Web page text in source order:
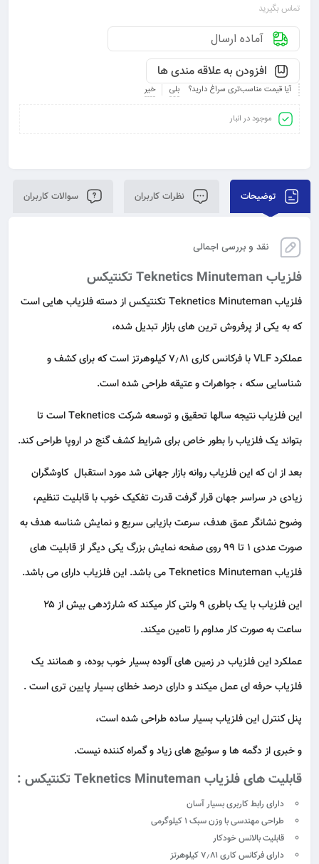
تماس بگیرید
آماده ارسال
افزودن به علاقه مندی ها
آیا قیمت مناسب‌تری سراغ دارید؟ بلی خیر
موجود در انبار
توضیحات نظرات کاربران سوالات کاربران
نقد و بررسی اجمالی
فلزیاب Teknetics Minuteman تکنتیکس
فلزیاب Teknetics Minuteman تکنتیکس از دسته فلزیاب هایی است
که به یکی از پرفروش ترین های بازار تبدیل شده،
عملکرد VLF با فرکانس کاری ۷٫۸۱ کیلوهرتز است که برای کشف و
شناسایی سکه ، جواهرات و عتیقه طراحی شده است.
این فلزیاب نتیجه سالها تحقیق و توسعه شرکت Teknetics است تا
بتواند یک فلزیاب را بطور خاص برای شرایط کشف گنج در اروپا طراحی کند.
بعد از ان که این فلزیاب روانه بازار جهانی شد مورد استقبال کاوشگران
زیادی در سراسر جهان قرار گرفت قدرت تفکیک خوب با قابلیت تنظیم،
وضوح نشانگر عمق هدف، سرعت بازیابی سریع و نمایش شناسه هدف به
صورت عددی ۱ تا ۹۹ روی صفحه نمایش بزرگ یکی دیگر از قابلیت های
فلزیاب Teknetics Minuteman می باشد. این فلزیاب دارای می باشد.
این فلزیاب با یک باطری ۹ ولتی کار میکند که شارژدهی بیش از ۲۵
ساعت به صورت کار مداوم را تامین میکند.
عملکرد این فلزیاب در زمین های آلوده بسیار خوب بوده، و همانند یک
فلزیاب حرفه ای عمل میکند و دارای درصد خطای بسیار پایین تری است .
پنل کنترل این فلزیاب بسیار ساده طراحی شده است،
و خبری از دگمه ها و سوئیچ های زیاد و گمراه کننده نیست.
قابلیت های فلزیاب Teknetics Minuteman تکنتیکس :
دارای رابط کاربری بسیار آسان
طراحی مهندسی با وزن سبک ۱ کیلوگرمی
قابلیت بالانس خودکار
دارای فرکانس کاری ۷٫۸۱ کیلوهرتز